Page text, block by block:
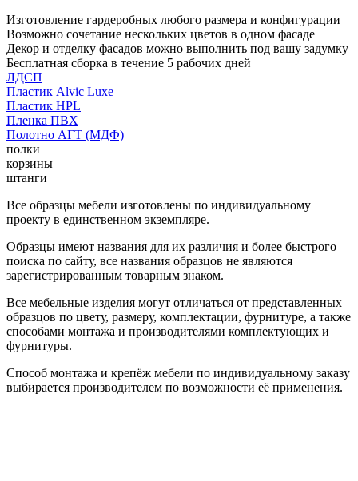
Изготовление гардеробных любого размера и конфигурации
Возможно сочетание нескольких цветов в одном фасаде
Декор и отделку фасадов можно выполнить под вашу задумку
Бесплатная сборка в течение 5 рабочих дней
ЛДСП
Пластик Alvic Luxe
Пластик HPL
Пленка ПВХ
Полотно АГТ (МДФ)
полки
корзины
штанги
Все образцы мебели изготовлены по индивидуальному
проекту в единственном экземпляре.
Образцы имеют названия для их различия и более быстрого
поиска по сайту, все названия образцов не являются
зарегистрированным товарным знаком.
Все мебельные изделия могут отличаться от представленных
образцов по цвету, размеру, комплектации, фурнитуре, а также
способами монтажа и производителями комплектующих и
фурнитуры.
Способ монтажа и крепёж мебели по индивидуальному заказу
выбирается производителем по возможности её применения.